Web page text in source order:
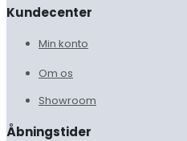
Kundecenter
Min konto
Om os
Showroom
Åbningstider